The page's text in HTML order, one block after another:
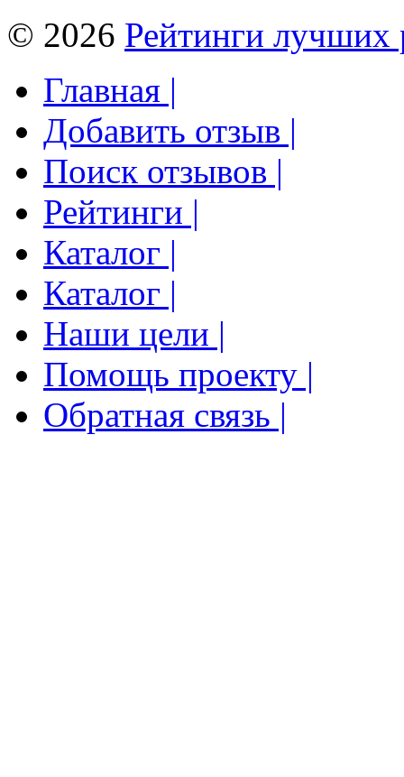
© 2026 Рейтинги лучших
Главная |
Добавить отзыв |
Поиск отзывов |
Рейтинги |
Каталог |
Каталог |
Наши цели |
Помощь проекту |
Обратная связь |